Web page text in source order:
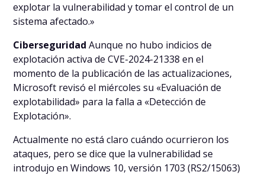
explotar la vulnerabilidad y tomar el control de un
sistema afectado.»
Ciberseguridad Aunque no hubo indicios de
explotación activa de CVE-2024-21338 en el
momento de la publicación de las actualizaciones,
Microsoft revisó el miércoles su «Evaluación de
explotabilidad» para la falla a «Detección de
Explotación».
Actualmente no está claro cuándo ocurrieron los
ataques, pero se dice que la vulnerabilidad se
introdujo en Windows 10, versión 1703 (RS2/15063)